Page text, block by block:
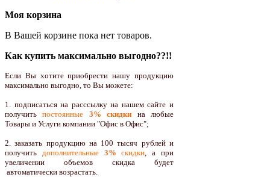
Моя корзина
В Вашей корзине пока нет товаров.
Как купить максимально выгодно??!!
Если Вы хотите приобрести нашу продукцию
максимально выгодно, то Вы можете:
1. подписаться на расссылку на нашем сайте и
получитьпостоянные 3% скидки на любые
Товары и Услуги компании "Офис в Офис";
2. заказать продукцию на 100 тысяч рублей и
получить дополнительные3% скидки , а при
увеличении объемов скидка будет
автоматически возрастать.